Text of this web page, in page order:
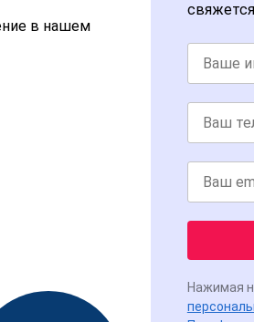
в нашем
Нажимая